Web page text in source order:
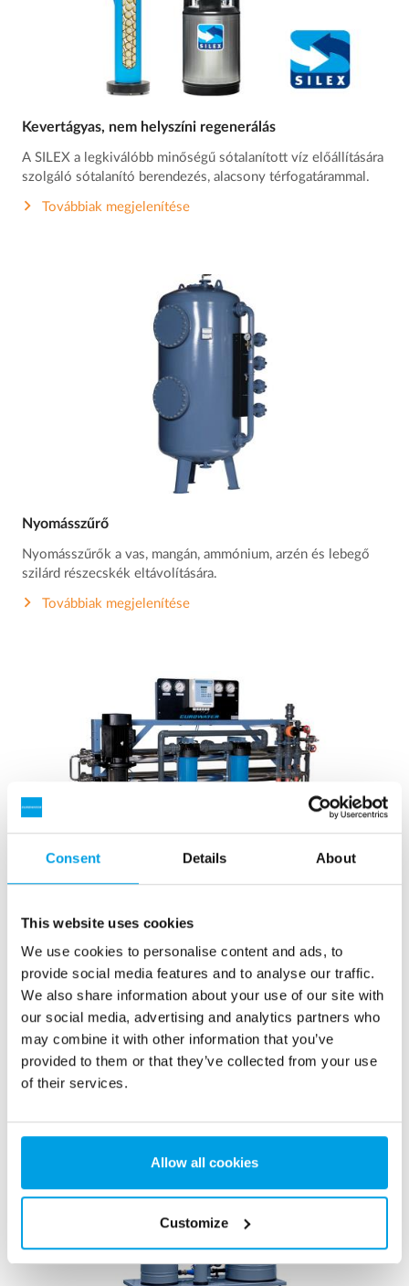
Consent Details About
This website uses cookies
We use cookies to personalise content and ads, to
provide social media features and to analyse our traffic.
We also share information about your use of our site with
our social media, advertising and analytics partners who
may combine it with other information that you’ve
provided to them or that they’ve collected from your use
of their services.
Allow all cookies
Customize
Kevertágyas, nem helyszíni regenerálás
A SILEX a legkiválóbb minőségű sótalanított víz előállítására
szolgáló sótalanító berendezés, alacsony térfogatárammal.
Továbbiak megjelenítése
Nyomásszűrő
Nyomásszűrők a vas, mangán, ammónium, arzén és lebegő
szilárd részecskék eltávolítására.
Továbbiak megjelenítése
Fordított ozmózisos berendezés
A fordított ozmózisos (RO) berendezések kiváló minőségű
sótalanított víz folyamatos előállítására szolgálnak, olyan
regeneráló vegyi anyagok nélkül, mint savak és marószerek.
Továbbiak megjelenítése